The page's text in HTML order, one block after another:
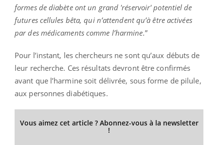
formes de diabète ont un grand 'réservoir' potentiel de
futures cellules bêta, qui n’attendent qu’à être activées
par des médicaments comme l’harmine.”
Pour l’instant, les chercheurs ne sont qu’aux débuts de
leur recherche. Ces résultats devront être confirmés
avant que l’harmine soit délivrée, sous forme de pilule,
aux personnes diabétiques.
Vous aimez cet article ? Abonnez-vous à la newsletter
!